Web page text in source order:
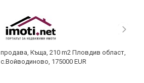
продава, Къща, 210 m2 Пловдив област,
с.Войводиново, 175000 EUR